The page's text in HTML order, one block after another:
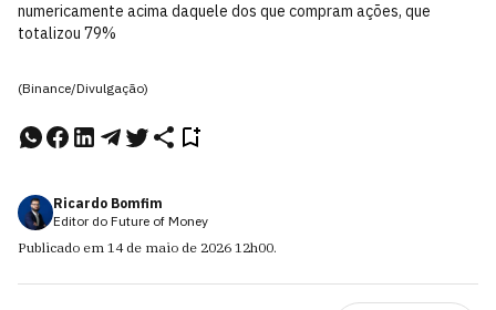
numericamente acima daquele dos que compram ações, que
totalizou 79%
(Binance/Divulgação)
Ricardo Bomfim
Editor do Future of Money
Publicado em 14 de maio de 2026 12h00.